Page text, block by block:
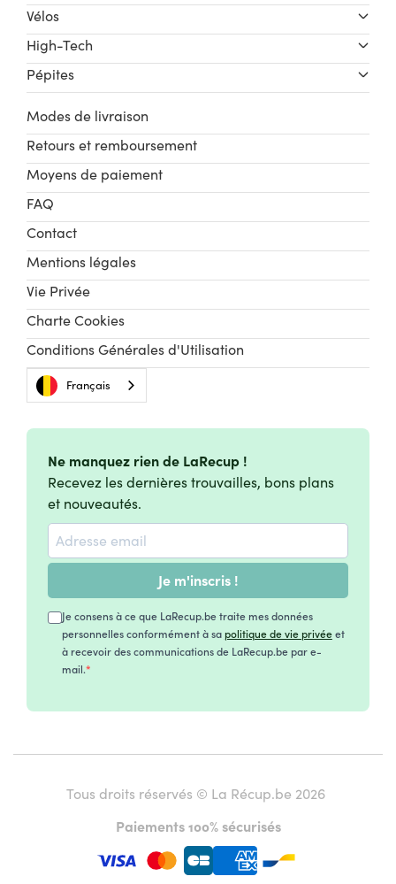
Vélos
High-Tech
Pépites
Modes de livraison
Retours et remboursement
Moyens de paiement
FAQ
Contact
Mentions légales
Vie Privée
Charte Cookies
Conditions Générales d'Utilisation
Français
Ne manquez rien de LaRecup !
Recevez les dernières trouvailles, bons plans
et nouveautés.
Je m'inscris !
Je consens à ce que LaRecup.be traite mes données
personnelles conformément à sapolitique de vie privéeet
à recevoir des communications de LaRecup.be par e-
mail.
Tous droits réservés © La Récup.be 2026
Paiements 100% sécurisés